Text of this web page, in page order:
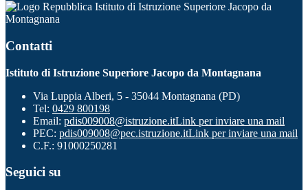
Istituto di Istruzione Superiore Jacopo da
Montagnana
Contatti
Istituto di Istruzione Superiore Jacopo da Montagnana
Via Luppia Alberi, 5 - 35044 Montagnana (PD)
Tel: 0429 800198
Email: pdis009008@istruzione.itLink per inviare una mail
PEC: pdis009008@pec.istruzione.itLink per inviare una mail
C.F.: 91000250281
Seguici su